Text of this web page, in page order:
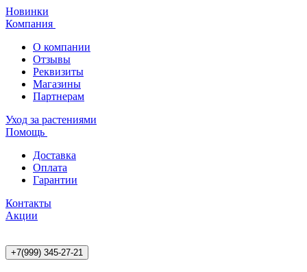
Новинки
Компания
О компании
Отзывы
Реквизиты
Магазины
Партнерам
Уход за растениями
Помощь
Доставка
Оплата
Гарантии
Контакты
Акции
+7(999) 345-27-21